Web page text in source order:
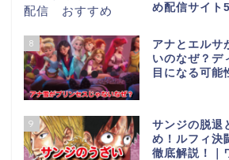
め配信サイト5
8
アナとエルサ
いのなぜ？デ
目になる可能
9
サンジの脱退
め！ルフィ決
徹底解説！｜